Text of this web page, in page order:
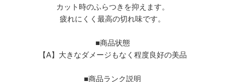
カット時のふらつきを抑えます。
疲れにくく最高の切れ味です。
■商品状態
【A】大きなダメージもなく程度良好の美品
■商品ランク説明